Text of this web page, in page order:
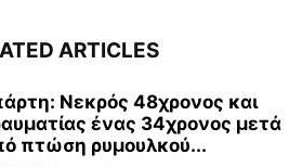
ARTICLES
Νεκρός 48χρονος και
ένας 34χρονος μετά
πτώση ρυμουλκού...